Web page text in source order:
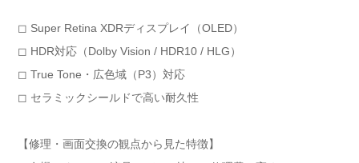
◻︎ Super Retina XDRディスプレイ（OLED）
◻︎ HDR対応（Dolby Vision / HDR10 / HLG）
◻︎ True Tone・広色域（P3）対応
◻︎ セラミックシールドで高い耐久性
【修理・画面交換の観点から見た特徴】